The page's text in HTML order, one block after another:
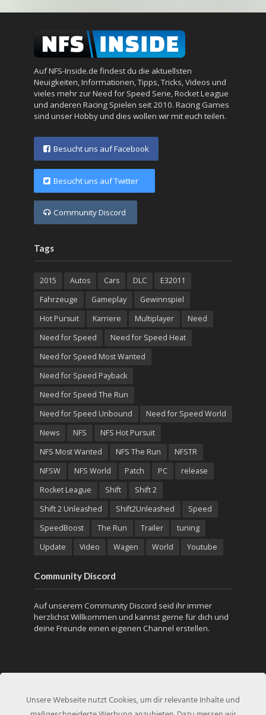
Auf NFS-Inside.de findest du die aktuellsten
Neuigkeiten, Informationen, Tipps, Tricks, Videos und
vieles mehr zur Need for Speed Serie, Rocket League
und anderen Racing Spielen seit 2010. Racing Games
sind unser Hobby und dies wollen wir mit euch teilen.
Besucht uns auf Facebook
Besucht uns auf Twitter
Community Discord
Tags
2015 Autos Cars DLC
E32011
Fahrzeuge
Gameplay
Gewinnspiel
Hot Pursuit
Karriere Multiplayer
Need
Need for Speed
Need for Speed Heat
Need for Speed Most Wanted
Need for Speed Payback
Need for Speed The Run
Need for Speed Unbound
Need for Speed World
News
NFS
NFS Hot Pursuit
NFS Most Wanted
NFS The Run
NFSTR
NFSW
NFS World Patch PC
release
Rocket League
Shift
Shift 2
Shift 2 Unleashed
Shift2Unleashed
Speed
SpeedBoost
The Run Trailer
tuning
Update
Video Wagen World Youtube
Community Discord
Auf unserem Community Discord seid ihr immer
herzlichst Willkommen und kannst gerne für dich und
deine Freunde einen eigenen Channel erstellen.
Unsere Webseite nutzt Cookies, um dir relevante Inhalte und